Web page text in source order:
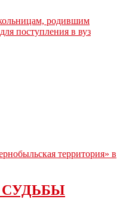
родившим
поступления в вуз
территория» в